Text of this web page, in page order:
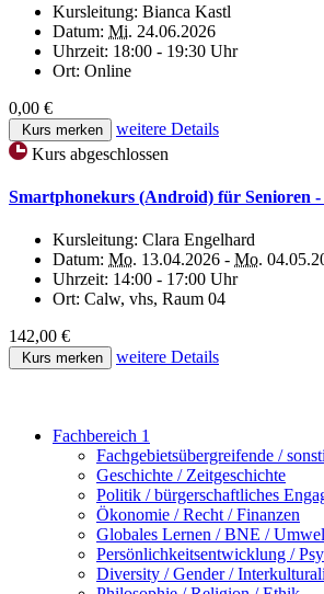
Kursleitung: Bianca Kastl
Datum: Mi. 24.06.2026
Uhrzeit: 18:00 - 19:30 Uhr
Ort: Online
0,00 €
Kurs merken
weitere Details
Kurs abgeschlossen
Smartphonekurs (Android) für Senioren
Kursleitung: Clara Engelhard
Datum: Mo. 13.04.2026 - Mo.
Uhrzeit: 14:00 - 17:00 Uhr
Ort: Calw, vhs, Raum 04
142,00 €
Kurs merken weitere Details
Fachbereich 1
Fachgebietsübergreifende /
Geschichte / Zeitgeschichte
Politik / bürgerschaftliches
Ökonomie / Recht / Finanzen
Globales Lernen / BNE /
Persönlichkeitsentwicklung /
Diversity / Gender /